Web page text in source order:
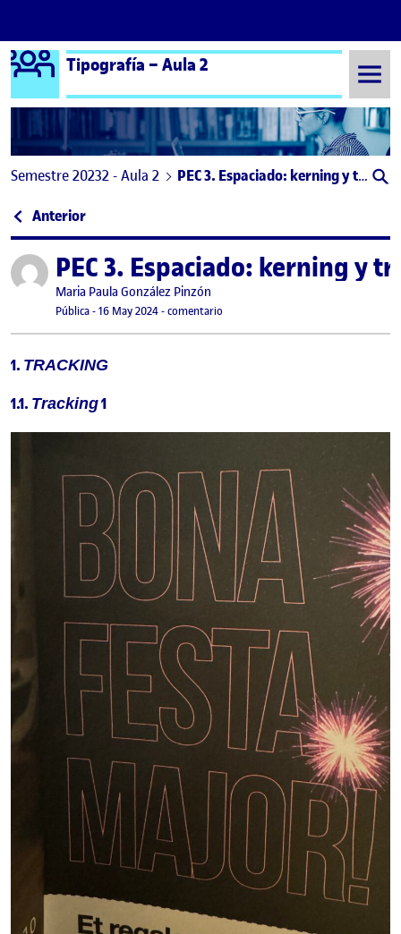
Saltar al contenido
Logo Ágora
Tipografía – Aula 2
Semestre 20232 - Aula 2 PEC 3. Espaciado: kerning y tracking.
Navegación de entradas
Anterior: PEC2.MALAS PRÁCTICAS EN EL USO DE LA
Publicado porPEC 3. Espaciado: kerning y
Publicado por
Maria Paula González Pinzón
Visibilidad:
Pública-Fecha de publicación
16 May 2024-comentario
1. TRACKING
1.1. Tracking1